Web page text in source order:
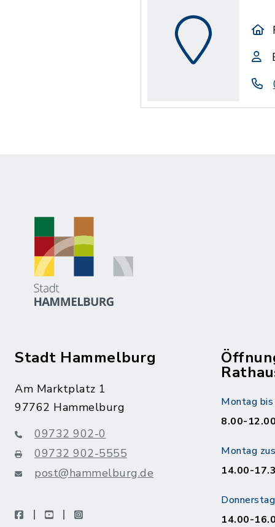
Stadt Hammelburg
Am Marktplatz 1
97762 Hammelburg
09732 902-0
09732 902-5555
post@hammelburg.de
facebookyoutubeinstagram
Montag
8.00-
Montag
14.00-
14.00-